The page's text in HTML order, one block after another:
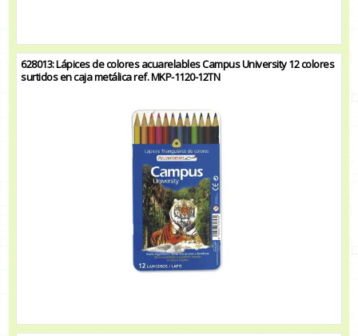
628013: Lápices de colores acuarelables Campus University 12 colores
surtidos en caja metálica ref. MKP-1120-12TN